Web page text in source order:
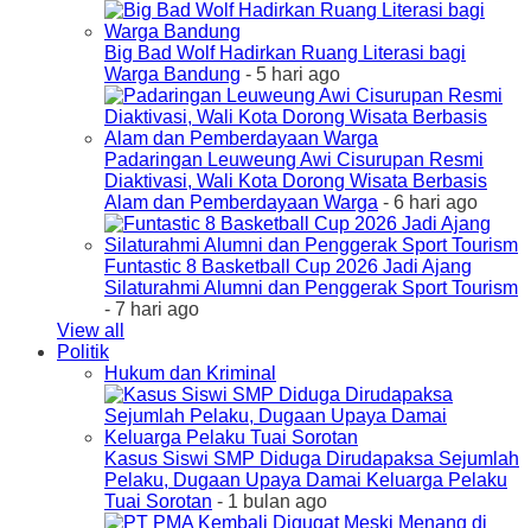
Big Bad Wolf Hadirkan Ruang Literasi bagi
Warga Bandung - 5 hari ago
Padaringan Leuweung Awi Cisurupan Resmi
Diaktivasi, Wali Kota Dorong Wisata Berbasis
Alam dan Pemberdayaan Warga - 6 hari ago
Funtastic 8 Basketball Cup 2026 Jadi Ajang
Silaturahmi Alumni dan Penggerak Sport Tourism
- 7 hari ago
View all
Politik
Hukum dan Kriminal
Kasus Siswi SMP Diduga Dirudapaksa Sejumlah
Pelaku, Dugaan Upaya Damai Keluarga Pelaku
Tuai Sorotan - 1 bulan ago